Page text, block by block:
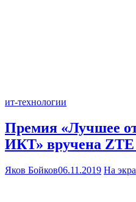
ит-технологии
Премия «Лучшее
ИКТ» вручена
Яков Бойков06.11.2019 На